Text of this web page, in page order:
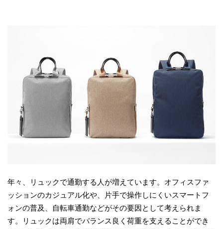
年々、リュックで通勤する人が増えています。オフィスファ
ッションのカジュアル化や、片手で操作しにくいスマートフ
ォンの普及、自転車通勤などがその要因として考えられま
す。リュックは両肩でバランス良く荷重を支えることができ